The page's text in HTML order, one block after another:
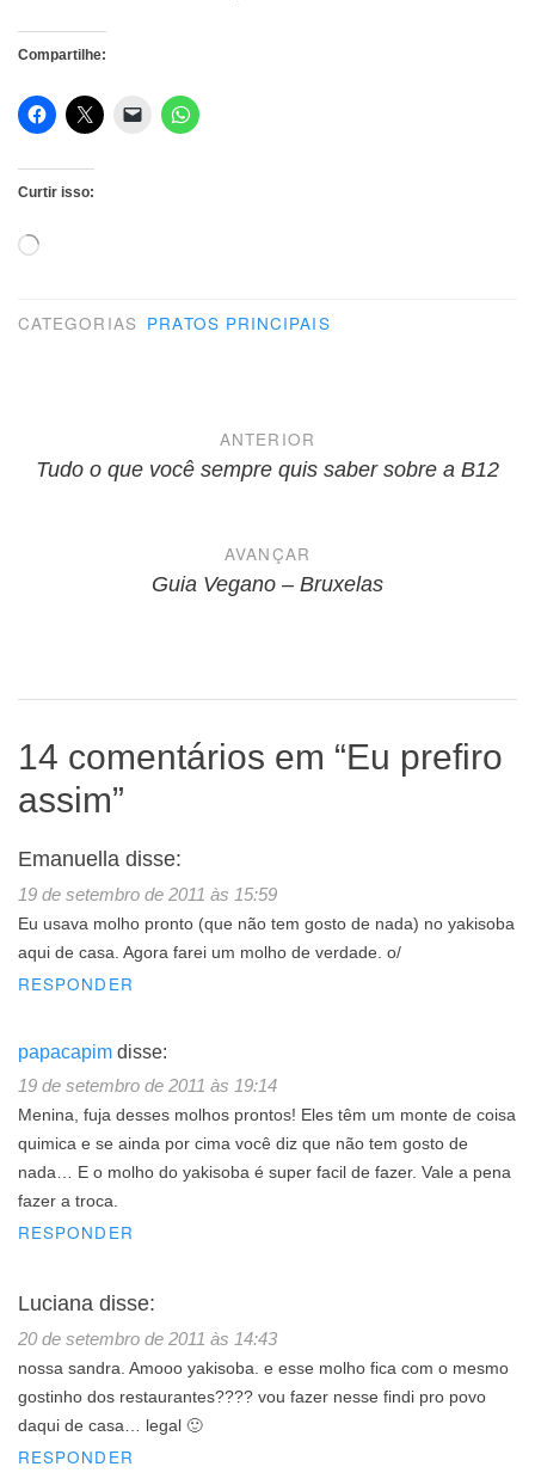
Compartilhe:
Curtir isso:
Carregando...
CATEGORIAS PRATOS PRINCIPAIS
Navegação
de
ANTERIOR
Tudo o que você sempre quis saber sobre a B12
AVANÇAR
Guia Vegano – Bruxelas
14 comentários em “Eu prefiro
assim”
Emanuella disse:
19 de setembro de 2011 às 15:59
Eu usava molho pronto (que não tem gosto de nada) no yakisoba
aqui de casa. Agora farei um molho de verdade. o/
RESPONDER
papacapim disse:
19 de setembro de 2011 às 19:14
Menina, fuja desses molhos prontos! Eles têm um monte de coisa
quimica e se ainda por cima você diz que não tem gosto de
nada… E o molho do yakisoba é super facil de fazer. Vale a pena
fazer a troca.
RESPONDER
Luciana disse:
20 de setembro de 2011 às 14:43
nossa sandra. Amooo yakisoba. e esse molho fica com o mesmo
gostinho dos restaurantes???? vou fazer nesse findi pro povo
daqui de casa… legal 🙂
RESPONDER